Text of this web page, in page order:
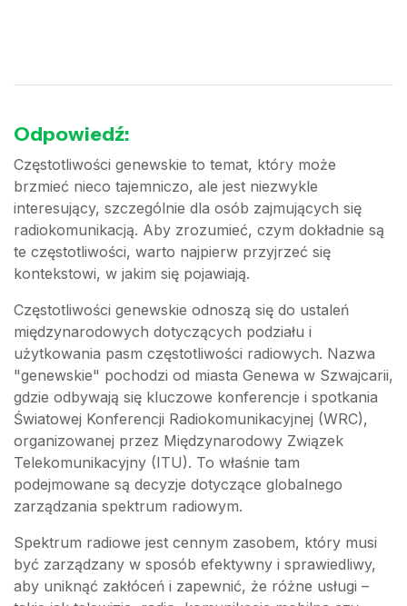
Odpowiedź:
Częstotliwości genewskie to temat, który może
brzmieć nieco tajemniczo, ale jest niezwykle
interesujący, szczególnie dla osób zajmujących się
radiokomunikacją. Aby zrozumieć, czym dokładnie są
te częstotliwości, warto najpierw przyjrzeć się
kontekstowi, w jakim się pojawiają.
Częstotliwości genewskie odnoszą się do ustaleń
międzynarodowych dotyczących podziału i
użytkowania pasm częstotliwości radiowych. Nazwa
"genewskie" pochodzi od miasta Genewa w Szwajcarii,
gdzie odbywają się kluczowe konferencje i spotkania
Światowej Konferencji Radiokomunikacyjnej (WRC),
organizowanej przez Międzynarodowy Związek
Telekomunikacyjny (ITU). To właśnie tam
podejmowane są decyzje dotyczące globalnego
zarządzania spektrum radiowym.
Spektrum radiowe jest cennym zasobem, który musi
być zarządzany w sposób efektywny i sprawiedliwy,
aby uniknąć zakłóceń i zapewnić, że różne usługi –